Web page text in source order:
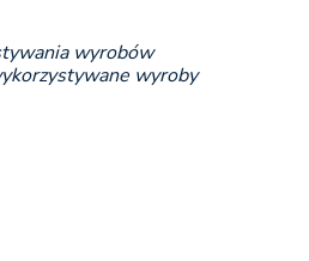
wyrobów
wyroby